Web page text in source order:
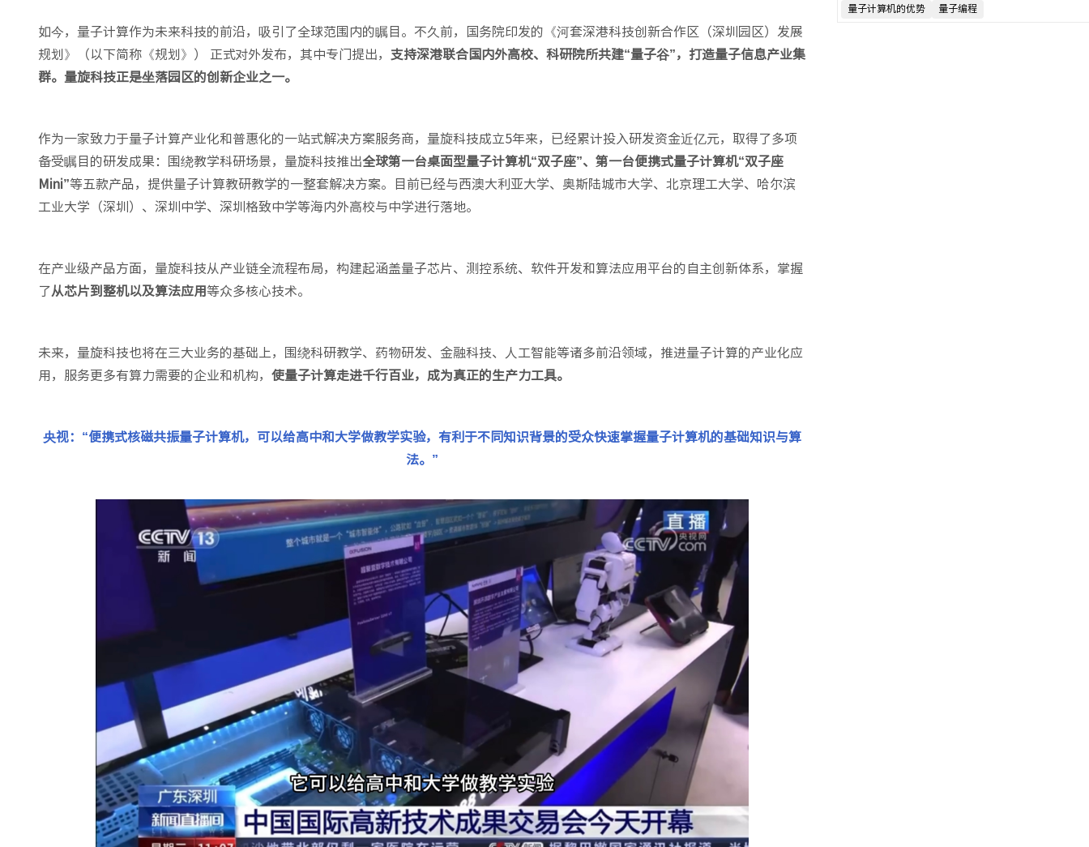
如今，量子计算作为未来科技的前沿，吸引了全球范围内的瞩目。不久前，国务院印发的《河套深港科技创新合作区（深圳园区）发展
规划》（以下简称《规划》） 正式对外发布，其中专门提出， 支持深港联合国内外高校、科研院所共建“量子谷”，打造量子信息产业集
群。量旋科技正是坐落园区的创新企业之一。
作为一家致力于量子计算产业化和普惠化的一站式解决方案服务商，量旋科技成立5年来，已经累计投入研发资金近亿元，取得了多项
备受瞩目的研发成果：围绕教学科研场景，量旋科技推出全球第一台桌面型量子计算机“双子座”、第一台便携式量子计算机“双子座
Mini”等五款产品，提供量子计算教研教学的一整套解决方案。目前已经与西澳大利亚大学、奥斯陆城市大学、北京理工大学、哈尔滨
工业大学（深圳）、深圳中学、深圳格致中学等海内外高校与中学进行落地。
在产业级产品方面，量旋科技从产业链全流程布局，构建起涵盖量子芯片、测控系统、软件开发和算法应用平台的自主创新体系，掌握
了从芯片到整机以及算法应用等众多核心技术。
未来，量旋科技也将在三大业务的基础上，围绕科研教学、药物研发、金融科技、人工智能等诸多前沿领域，推进量子计算的产业化应
用，服务更多有算力需要的企业和机构， 使量子计算走进千行百业，成为真正的生产力工具。
央视：“便携式核磁共振量子计算机，可以给高中和大学做教学实验，有利于不同知识背景的受众快速掌握量子计算机的基础知识与算
法。”
量子计算机的优势
量子编程